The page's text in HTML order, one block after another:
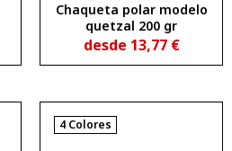
Chaqueta polar modelo
quetzal 200 gr
desde 13,77 €
4 Colores